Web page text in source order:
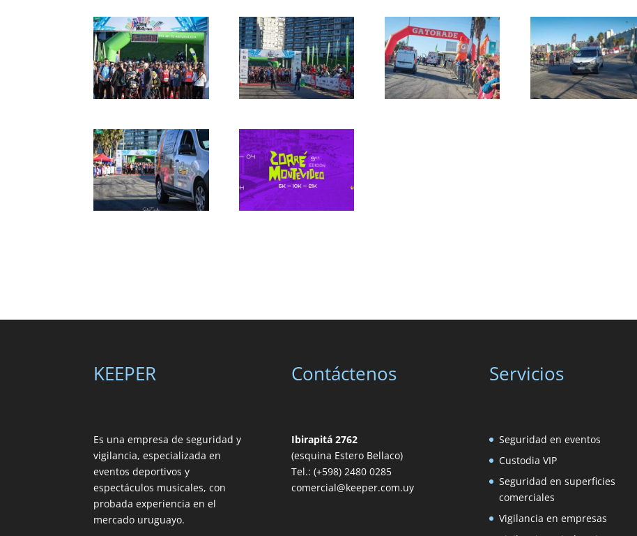
KEEPER
Es una empresa de seguridad y
vigilancia, especializada en
eventos deportivos y
espectáculos musicales, con
probada experiencia en el
mercado uruguayo.
Contáctenos
Ibirapitá 2762
(esquina Estero Bellaco)
Tel.: (+598) 2480 0285
comercial@keeper.com.uy
Servicios
Seguridad en eventos
Custodia VIP
Seguridad en superficies
comerciales
Vigilancia en empresas